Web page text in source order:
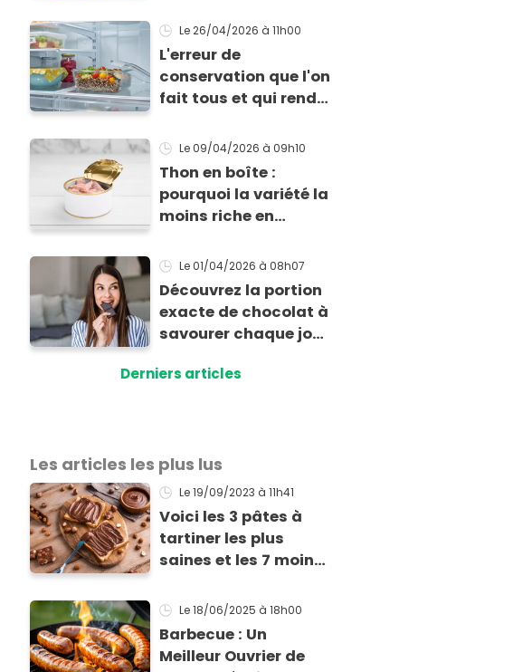
pesticides
Le 26/04/2026 à 11h00
L'erreur de
conservation que l'on
fait tous et qui rend
sans le savoir
Le 09/04/2026 à 09h10
Thon en boîte :
pourquoi la variété la
moins riche en
la moins chère
Le 01/04/2026 à 08h07
Découvrez la portion
exacte de chocolat à
savourer chaque jour
bienfaits
Derniers articles
Les articles les plus lus
Le 19/09/2023 à 11h41
Voici les 3 pâtes à
tartiner les plus
saines et les 7 moins
classement Yuka
Le 18/06/2025 à 18h00
Barbecue : Un
Meilleur Ouvrier de